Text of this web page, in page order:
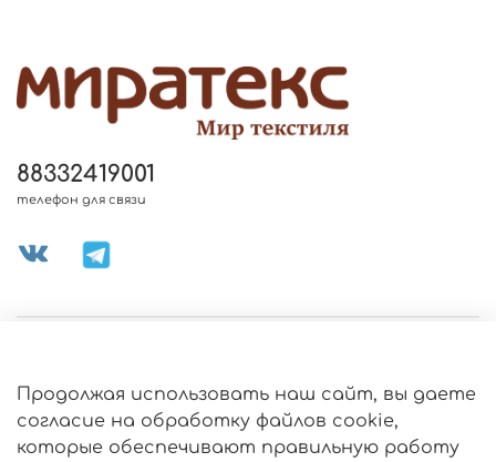
ИНФОРМАЦИЯ
88332419001
телефон для связи
Продолжая использовать наш сайт, вы даете
согласие на обработку файлов cookie,
которые обеспечивают правильную работу
Политика
обработки